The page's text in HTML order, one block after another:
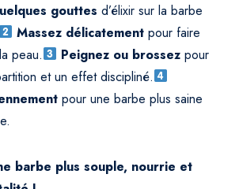
gouttes d’élixir sur la barbe
Massez délicatement pour faire
peau.
Peignez ou brossez pour
et un effet discipliné.
pour une barbe plus saine
barbe plus souple, nourrie et